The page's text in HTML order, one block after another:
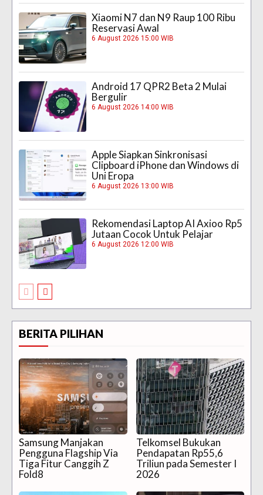
Xiaomi N7 dan N9 Raup 100 Ribu
Reservasi Awal
6 August 2026 15:00 WIB
Android 17 QPR2 Beta 2 Mulai
Bergulir
6 August 2026 14:00 WIB
Apple Siapkan Sinkronisasi
Clipboard iPhone dan Windows di
Uni Eropa
6 August 2026 13:00 WIB
Rekomendasi Laptop AI Axioo Rp5
Jutaan Cocok Untuk Pelajar
6 August 2026 12:00 WIB
BERITA PILIHAN
Samsung Manjakan
Pengguna Flagship Via
Tiga Fitur Canggih Z
Fold8
Telkomsel Bukukan
Pendapatan Rp55,6
Triliun pada Semester I
2026